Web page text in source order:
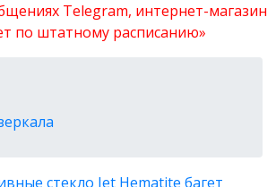
Telegram, интернет-магазин
по штатному расписанию»